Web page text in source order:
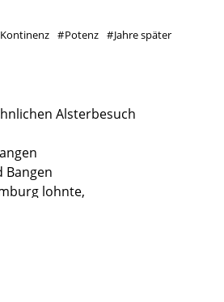
ehemaligen Gebäudes.
Kontinenz Potenz Jahre später
Alsterbesuch
Bangen
lohnte,
entfernen